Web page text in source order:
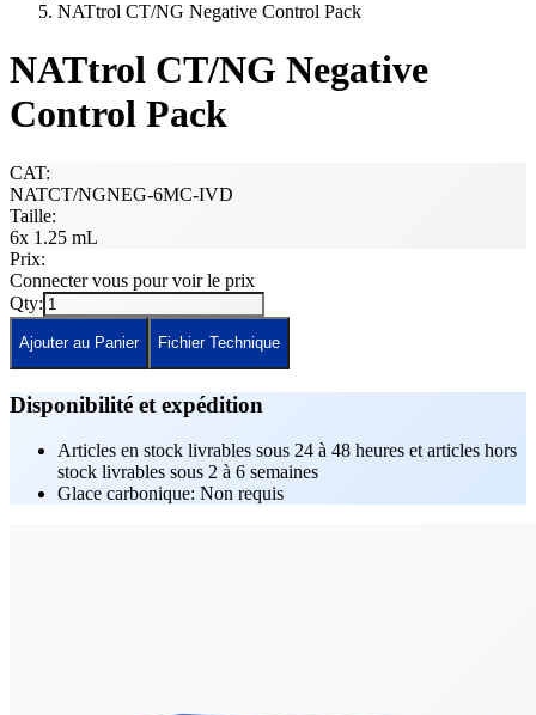
NATtrol CT/NG Negative Control Pack
NATtrol CT/NG Negative
Control Pack
CAT:
NATCT/NGNEG-6MC-IVD
Taille:
6x 1.25 mL
Prix:
Connecter vous pour voir le prix
Qty:
Ajouter au Panier Fichier Technique
Disponibilité et expédition
Articles en stock livrables sous 24 à 48 heures et articles hors
stock livrables sous 2 à 6 semaines
Glace carbonique: Non requis